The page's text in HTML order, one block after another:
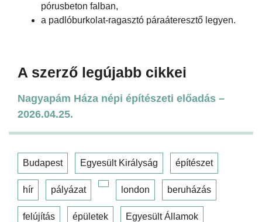
pórusbeton falban,
a padlóburkolat-ragasztó páraáteresztő legyen.
A szerző legújabb cikkei
Nagyapám Háza népi építészeti előadás –
2026.04.25.
Budapest Egyesült Királyság építészet
hír pályázat london beruházás
felújítás épületek Egyesült Államok